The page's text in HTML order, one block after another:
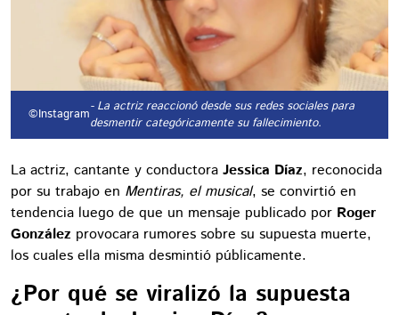
©Instagram- La actriz reaccionó desde sus redes sociales para
desmentir categóricamente su fallecimiento.
La actriz, cantante y conductora Jessica Díaz, reconocida
por su trabajo en Mentiras, el musical, se convirtió en
tendencia luego de que un mensaje publicado por Roger
González provocara rumores sobre su supuesta muerte,
los cuales ella misma desmintió públicamente.
¿Por qué se viralizó la supuesta